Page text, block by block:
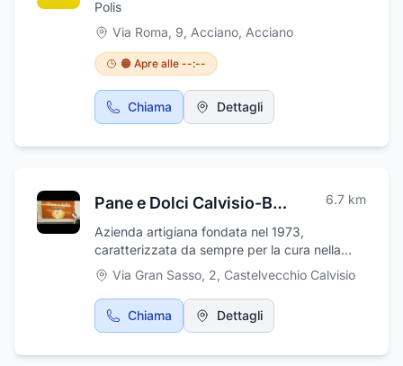
come una sala tv, una sala lettura ed un
ampio giardino. Tutte le camere sono inoltre
dotate di bagno privato con doccia o vasca e
la struttura è aperta tutti i giorni.
Polis
Via Roma, 9, Acciano, Acciano
🟠 Apre alle --:--
Chiama Dettagli
Pane e Dolci Calvisio-Battistella Antonio e C. 6.7 km
Azienda artigiana fondata nel 1973,
caratterizzata da sempre per la cura nella
scelta delle materie prime e nelle procedure di
lavorazione che prediligono metodi semplici e
naturali. Ora produciamo anche pasta all'uovo
e gnocchi di patate! Laboratorio e vendita a
Gran sasso, 2 - Telefono: 0862/930102.
Via Gran Sasso, 2, Castelvecchio Calvisio
Chiama Dettagli